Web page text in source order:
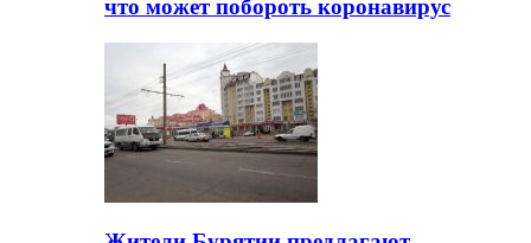
что может побороть коронавирус